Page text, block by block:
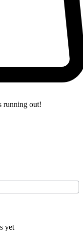
running out!
yet